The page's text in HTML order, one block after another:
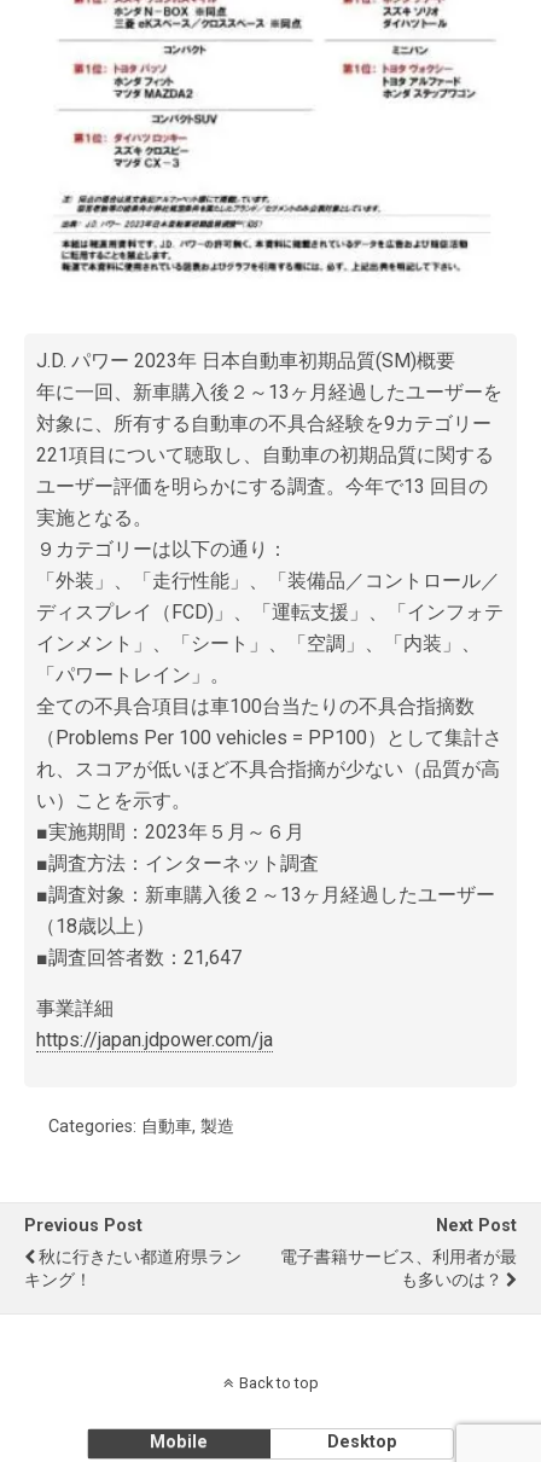
J.D. パワー 2023年 日本自動車初期品質(SM)概要
年に一回、新車購入後２～13ヶ月経過したユーザーを
対象に、所有する自動車の不具合経験を9カテゴリー
221項目について聴取し、自動車の初期品質に関する
ユーザー評価を明らかにする調査。今年で13 回目の
実施となる。
９カテゴリーは以下の通り：
「外装」、「走行性能」、「装備品／コントロール／
ディスプレイ（FCD)」、「運転支援」、「インフォテ
インメント」、「シート」、「空調」、「内装」、
「パワートレイン」。
全ての不具合項目は車100台当たりの不具合指摘数
（Problems Per 100 vehicles = PP100）として集計さ
れ、スコアが低いほど不具合指摘が少ない（品質が高
い）ことを示す。
■実施期間：2023年５月～６月
■調査方法：インターネット調査
■調査対象：新車購入後２～13ヶ月経過したユーザー
（18歳以上）
■調査回答者数：21,647
事業詳細
https://japan.jdpower.com/ja
Categories: 自動車, 製造
Previous Post
秋に行きたい都道府県ラン
キング！
Next Post
電子書籍サービス、利用者が最
も多いのは？
Back to top
Mobile Desktop